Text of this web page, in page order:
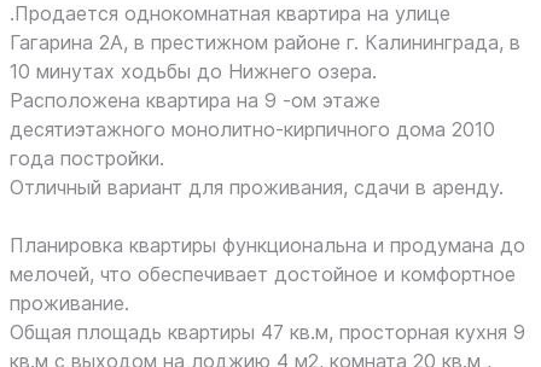
.Продается однокомнатная квартира на улице
Гагарина 2А, в престижном районе г. Калининграда, в
10 минутах ходьбы до Нижнего озера.
Расположена квартира на 9 -ом этаже
десятиэтажного монолитно-кирпичного дома 2010
года постройки.
Отличный вариант для проживания, сдачи в аренду.
Планировка квартиры функциональна и продумана до
мелочей, что обеспечивает достойное и комфортное
проживание.
Общая площадь квартиры 47 кв.м, просторная кухня 9
кв.м с выходом на лоджию 4 м2, комната 20 кв.м ,